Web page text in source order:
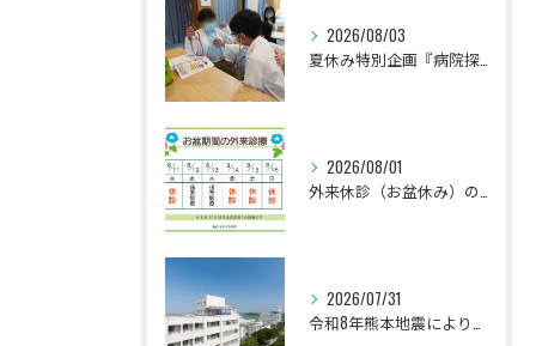
2026/08/03
2026/08/01
2026/07/31